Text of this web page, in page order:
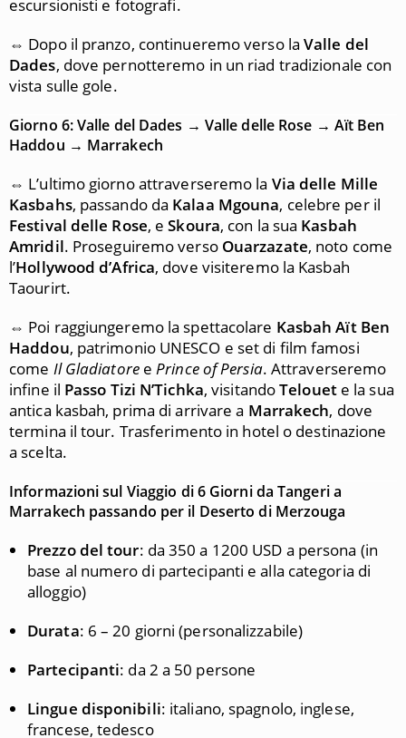
escursionisti e fotografi.
⇔ Dopo il pranzo, continueremo verso la Valle del
Dades, dove pernotteremo in un riad tradizionale con
vista sulle gole.
Giorno 6: Valle del Dades → Valle delle Rose → Aït Ben
Haddou → Marrakech
⇔ L’ultimo giorno attraverseremo la Via delle Mille
Kasbahs, passando da Kalaa Mgouna, celebre per il
Festival delle Rose, eSkoura, con la sua Kasbah
Amridil. Proseguiremo verso Ouarzazate, noto come
l’Hollywood d’Africa, dove visiteremo la Kasbah
Taourirt.
⇔ Poi raggiungeremo la spettacolare Kasbah Aït Ben
Haddou, patrimonio UNESCO e set di film famosi
come Il GladiatoreePrince of Persia. Attraverseremo
infine il Passo Tizi N’Tichka, visitandoTelouete la sua
antica kasbah, prima di arrivare a Marrakech, dove
termina il tour. Trasferimento in hotel o destinazione
a scelta.
Informazioni sul Viaggio di 6 Giorni da Tangeri a
Marrakech passando per il Deserto di Merzouga
Prezzo del tour: da 350 a 1200 USD a persona (in
base al numero di partecipanti e alla categoria di
alloggio)
Durata: 6 – 20 giorni (personalizzabile)
Partecipanti: da 2 a 50 persone
Lingue disponibili: italiano, spagnolo, inglese,
francese, tedesco